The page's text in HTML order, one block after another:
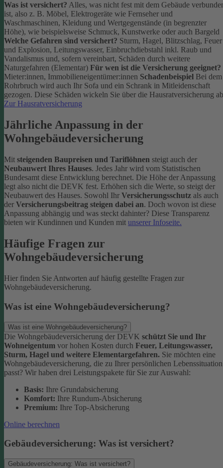
Was ist versichert? Alles, was nicht fest mit dem Gebäude
ist, also z. B. Möbel, Elektrogeräte wie Fernseher und
Waschmaschinen, Kleidung und Wertgegenstände (in begrenzter
Höhe), wie beispielsweise Schmuck, Kunstwerke oder auch Bargeld
Welche Gefahren sind versichert? Sturm, Hagel, Blitzschlag, Feuer
und Explosion, Leitungswasser, Einbruchdiebstahl inkl. Raub und
Vandalismus und, sofern vereinbart, Schäden durch weitere
Naturgefahren (Elementar) Für wen ist die Versicherung geeignet?
Mieter:innen, Immobilieneigentümer:innen Schadenbeispiel Bei dem
Rohrbruch wird auch Ihr Sofa und ein Schrank in Mitleidenschaft
gezogen. Diese Schäden wickeln Sie über die Hausratversicherung
Zur Hausratversicherung
Jährliche Anpassung in der
Wohngebäudeversicherung
Mit steigenden Baupreisen und Tariflöhnen steigt auch der
Neubauwert Ihres Hauses. Jedes Jahr wird vom Statistischen
Bundesamt diese Entwicklung berechnet. Die Höhe der Anpassung
legt also nicht die DEVK fest. Erhöhen sich die Werte, so steigt der
Neubauwert des Hauses. Sowohl Ihr Versicherungsschutz als auch
der Versicherungsbeitrag steigen dabei an. Doch wovon ist diese
Anpassung abhängig und was steckt dahinter? Diese Transparenz
bieten wir Kundinnen und Kunden mit unserer Infoseite.
Häufige Fragen zur
Wohngebäudeversicherung
Hier finden Sie Antworten auf häufig gestellte Fragen zur
Wohngebäudeversicherung.
Was ist eine Wohngebäudeversicherung?
Was ist eine Wohngebäudeversicherung?
Die Wohngebäudeversicherung der DEVK schützt Sie und Ihr
Wohneigentum vor hohen Kosten durch Feuer, Leitungswasser,
Sturm, Hagel und weitere Elementargefahren. Sie möchten eine
Wohngebäudeversicherung, die zu Ihrer persönlichen Lebenssituation
passt? Wir haben drei Leistungspakete für Sie zur Auswahl:
Basis: Ihre Grundabsicherung
Komfort: Ihre Rundum-Absicherung
Premium: Ihre Top-Absicherung
Online berechnen
Gebäudeversicherung: Was ist versichert?
Gebäudeversicherung: Was ist versichert?